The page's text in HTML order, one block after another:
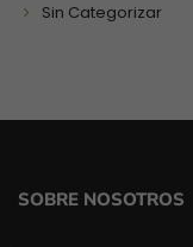
Sin Categorizar
SOBRE NOSOTROS